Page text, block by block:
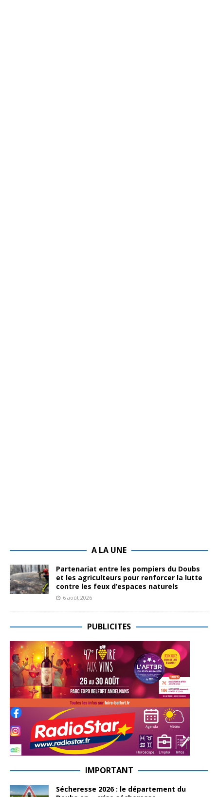
A LA UNE
Partenariat entre les pompiers du Doubs
et les agriculteurs pour renforcer la lutte
contre les feux d’espaces naturels
6 août 2026
PUBLICITES
IMPORTANT
Sécheresse 2026 : le département du